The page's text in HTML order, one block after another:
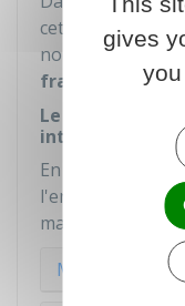
cette TVA
non
d'un
français
Le vendeur
En fonction du
l'entreprise sur
matière de TVA
Montant
gives